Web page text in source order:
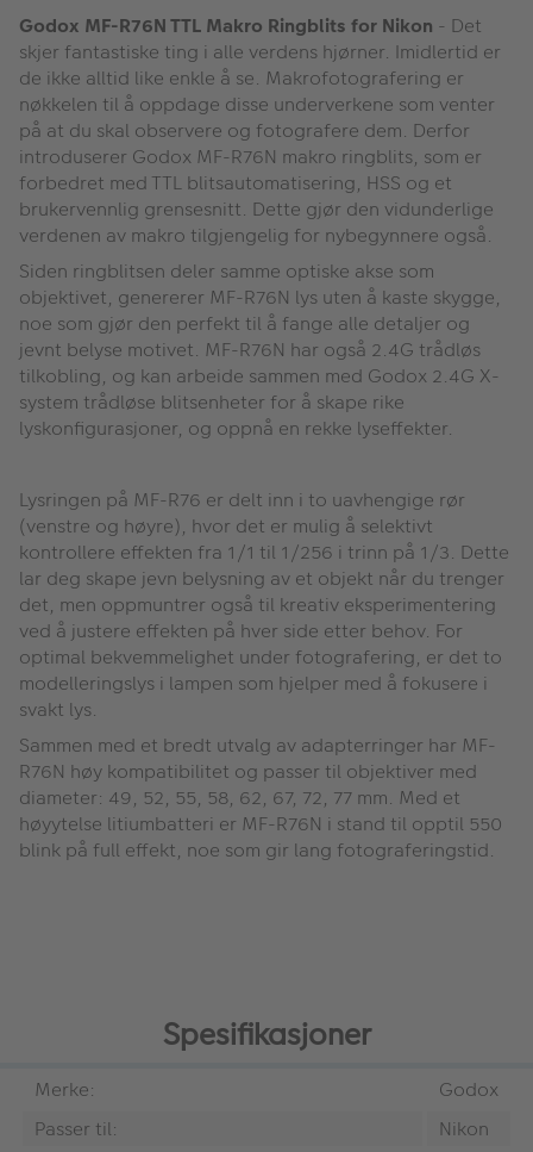
Godox MF-R76N TTL Makro Ringblits for Nikon - Det
skjer fantastiske ting i alle verdens hjørner. Imidlertid er
de ikke alltid like enkle å se. Makrofotografering er
nøkkelen til å oppdage disse underverkene som venter
på at du skal observere og fotografere dem. Derfor
introduserer Godox MF-R76N makro ringblits, som er
forbedret med TTL blitsautomatisering, HSS og et
brukervennlig grensesnitt. Dette gjør den vidunderlige
verdenen av makro tilgjengelig for nybegynnere også.
Siden ringblitsen deler samme optiske akse som
objektivet, genererer MF-R76N lys uten å kaste skygge,
noe som gjør den perfekt til å fange alle detaljer og
jevnt belyse motivet. MF-R76N har også 2.4G trådløs
tilkobling, og kan arbeide sammen med Godox 2.4G X-
system trådløse blitsenheter for å skape rike
lyskonfigurasjoner, og oppnå en rekke lyseffekter.
Lysringen på MF-R76 er delt inn i to uavhengige rør
(venstre og høyre), hvor det er mulig å selektivt
kontrollere effekten fra 1/1 til 1/256 i trinn på 1/3. Dette
lar deg skape jevn belysning av et objekt når du trenger
det, men oppmuntrer også til kreativ eksperimentering
ved å justere effekten på hver side etter behov. For
optimal bekvemmelighet under fotografering, er det to
modelleringslys i lampen som hjelper med å fokusere i
svakt lys.
Sammen med et bredt utvalg av adapterringer har MF-
R76N høy kompatibilitet og passer til objektiver med
diameter: 49, 52, 55, 58, 62, 67, 72, 77 mm. Med et
høyytelse litiumbatteri er MF-R76N i stand til opptil 550
blink på full effekt, noe som gir lang fotograferingstid.
Spesifikasjoner
Merke:
Godox
Passer til:
Nikon